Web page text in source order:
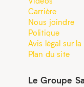
Carrière
Nous joindre
Politique
Avis légal sur
Plan du site
Le Groupe